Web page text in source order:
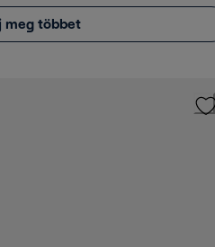
meg többet